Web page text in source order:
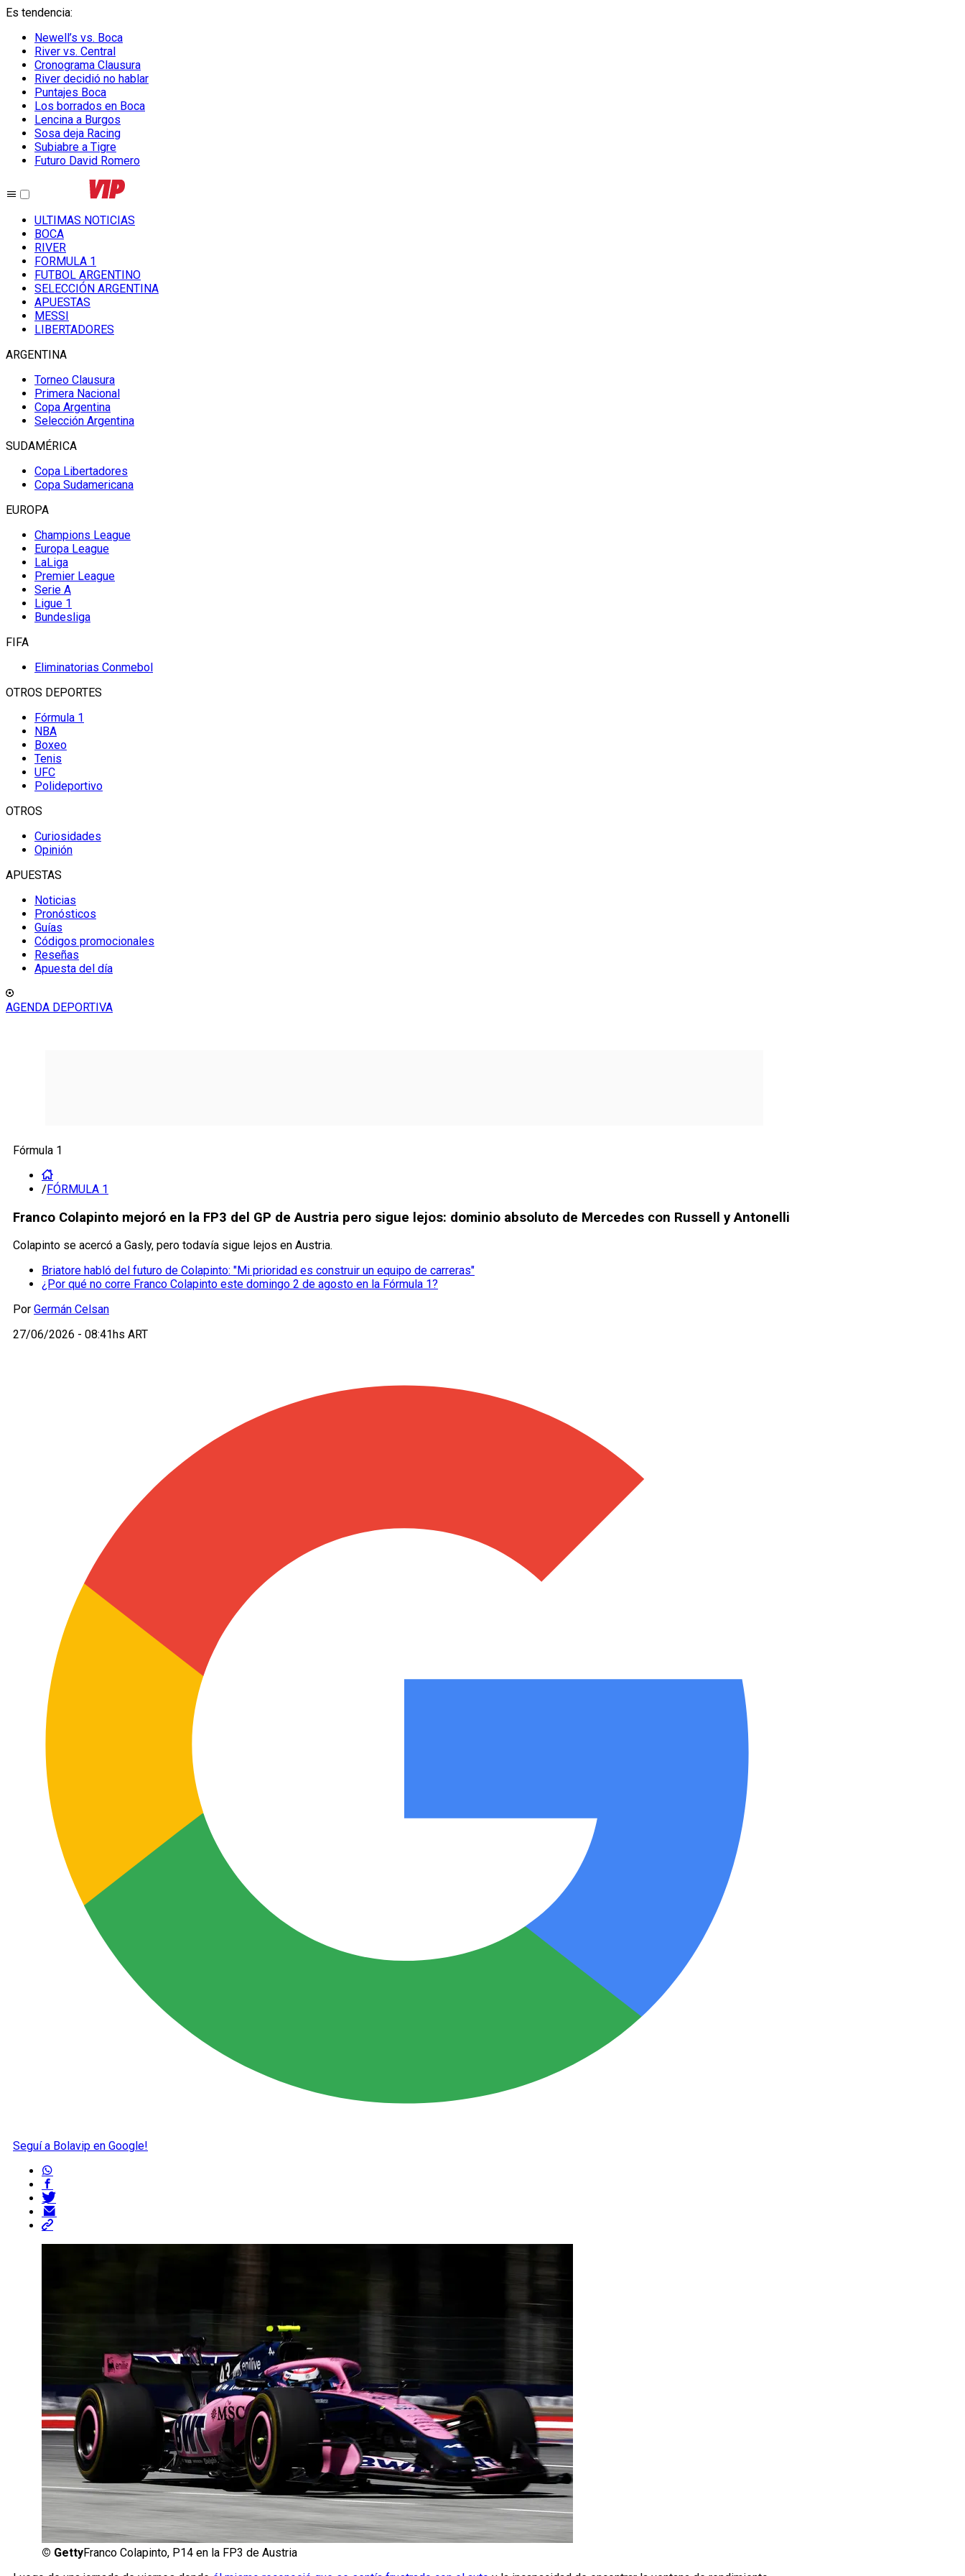
Es tendencia:
Newell’s vs. Boca
River vs. Central
Cronograma Clausura
River decidió no hablar
Puntajes Boca
Los borrados en Boca
Lencina a Burgos
Sosa deja Racing
Subiabre a Tigre
Futuro David Romero
ULTIMAS NOTICIAS
BOCA
RIVER
FORMULA 1
FUTBOL ARGENTINO
SELECCIÓN ARGENTINA
APUESTAS
MESSI
LIBERTADORES
ARGENTINA
Torneo Clausura
Primera Nacional
Copa Argentina
Selección Argentina
SUDAMÉRICA
Copa Libertadores
Copa Sudamericana
EUROPA
Champions League
Europa League
LaLiga
Premier League
Serie A
Ligue 1
Bundesliga
FIFA
Eliminatorias Conmebol
OTROS DEPORTES
Fórmula 1
NBA
Boxeo
Tenis
UFC
Polideportivo
OTROS
Curiosidades
Opinión
APUESTAS
Noticias
Pronósticos
Guías
Códigos promocionales
Reseñas
Apuesta del día
AGENDA DEPORTIVA
Fórmula 1
/FÓRMULA 1
Franco Colapinto mejoró en la FP3 del GP de Austria pero sigue lejos: dominio absoluto de Mercedes con Russell y Antonelli
Colapinto se acercó a Gasly, pero todavía sigue lejos en Austria.
Briatore habló del futuro de Colapinto: "Mi prioridad es construir un equipo de carreras"
¿Por qué no corre Franco Colapinto este domingo 2 de agosto en la Fórmula 1?
Por Germán Celsan
27/06/2026 - 08:41hs ART
Seguí a Bolavip en Google!
© GettyFranco Colapinto, P14 en la FP3 de Austria